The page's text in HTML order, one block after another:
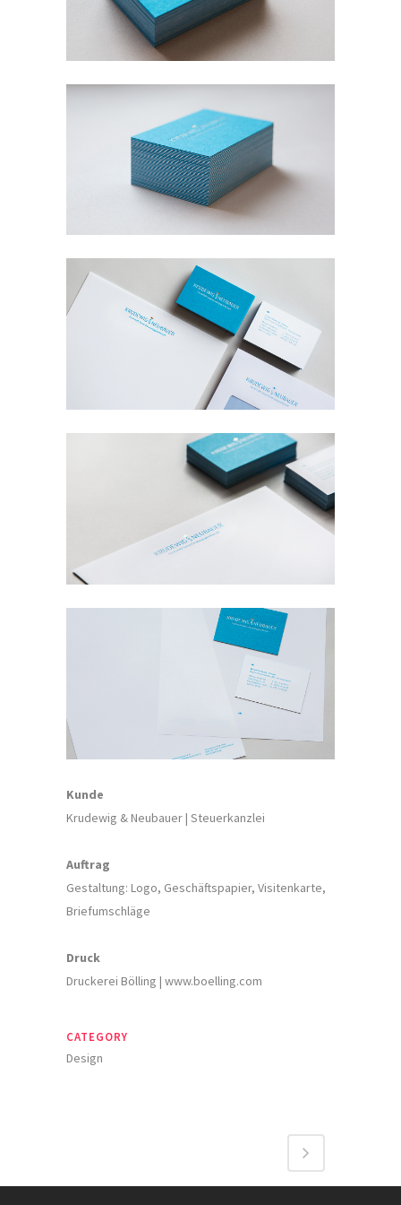
Kunde
Krudewig & Neubauer | Steuerkanzlei
Auftrag
Gestaltung: Logo, Geschäftspapier, Visitenkarte,
Briefumschläge
Druck
Druckerei Bölling | www.boelling.com
CATEGORY
Design